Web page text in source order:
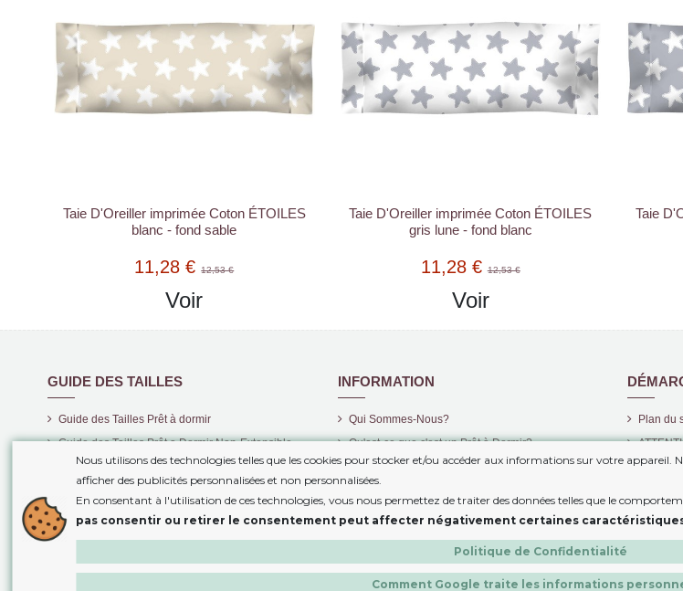
Taie D'Oreiller imprimée Coton ÉTOILES
blanc - fond sable
11,28 €12,53 €
Voir
Taie D'Oreiller imprimée Coton ÉTOILES
gris lune - fond blanc
11,28 €12,53 €
Voir
Taie
GUIDE DES TAILLES
Guide des Tailles Prêt à dormir
Guide des Tailles Prêt a Dormir Non-Extensible
Guide des Tailles Housses de Couette
INFORMATION
Qui Sommes-Nous?
Qu'est-ce que c'est un Prêt à Dormir?
Livraison
Information Paiement Sécurisé
Retours
Plan du
Nous utilisons des technologies telles que les cookies pour stocker et/ou accéder aux informations sur votre appareil.
afficher des publicités personnalisées et non personnalisées.
En consentant à l'utilisation de ces technologies, vous nous permettez de traiter des données telles que le
pas consentir ou retirer le consentement peut affecter négativement certaines
Politique de Confidentialité
Comment Google traite les informations